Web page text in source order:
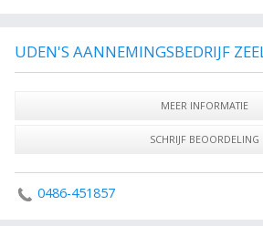
UDEN'S AANNEMINGSBEDRIJF
MEER INFORMATIE
SCHRIJF BEOORDELING
0486-451857